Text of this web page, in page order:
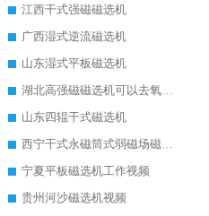
江西干式强磁磁选机
广西湿式逆流磁选机
山东湿式平板磁选机
湖北高强磁磁选机可以去氧化铝
山东四辊干式磁选机
西宁干式永磁筒式弱磁场磁选机结构图
宁夏平板磁选机工作视频
贵州河沙磁选机视频